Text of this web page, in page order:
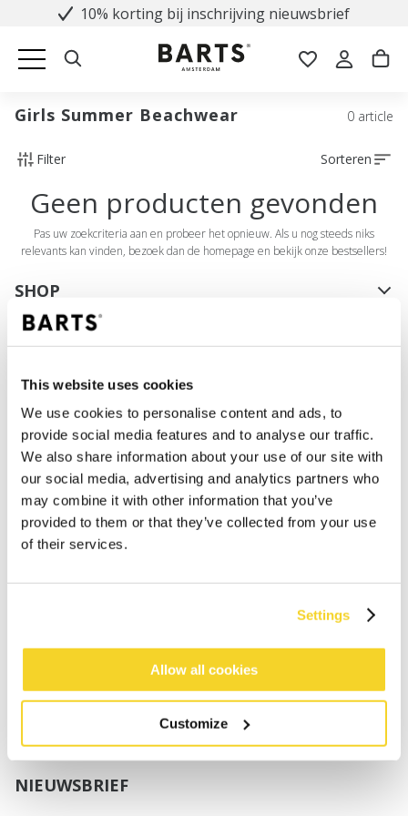
This website uses cookies
We use cookies to personalise content and ads, to
provide social media features and to analyse our traffic.
We also share information about your use of our site with
our social media, advertising and analytics partners who
may combine it with other information that you’ve
provided to them or that they’ve collected from your use
of their services.
Settings
Allow all cookies
Customize
10% korting bij inschrijving nieuwsbrief
Girls Summer Beachwear 0 article
Filter Sorteren
Geen producten gevonden
Pas uw zoekcriteria aan en probeer het opnieuw. Als u nog steeds niks
relevants kan vinden, bezoek dan de homepage en bekijk onze bestsellers!
SHOP
Meisjes
Jongens
Baby's
SUPPORT
Maattabellen
Verzenden
UV-Beschermingsnorm
Privacy Policy
NIEUWSBRIEF